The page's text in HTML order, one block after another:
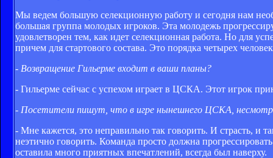
Мы ведем большую селекционную работу и сегодня нам
большая группа молодых игроков. Эта молодежь
удовлетворен тем, как идет селекционная работа. Но для
причем для стартового состава. Это порядка четырех
- Возвращение Гильерме входит в ваши планы?
- Гильерме сейчас с успехом играет в ЦСКА. Этот игрок
- Посетители пишут, что в игре нынешнего ЦСКА,
- Мне кажется, это неправильно так говорить. И страсть, и
неэтично говорить. Команда просто должна
оставила много приятных впечатлений, всегда был наверху.